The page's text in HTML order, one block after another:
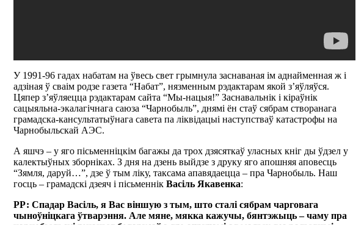
У 1991-96 гадах набатам на ўвесь свет грымнула заснаваная ім аднайменная ж і
адзіная ў сваім родзе газета “Набат”, нязменным рэдактарам якой з’яўляўся.
Цяпер з’яўляецца рэдактарам сайта “Мы-нацыя!” Заснавальнік і кіраўнік
сацыяльна-экалагічнага саюза “Чарнобыль”, днямі ён стаў сябрам створанага
грамадска-кансультатыўнага савета па ліквідацыі наступстваў катастрофы на
Чарнобыльскай АЭС.
А яшчэ – у яго пісьменніцкім багажы да трох дзясяткаў уласных кніг ды ўдзел у
калектыўных зборніках. З дня на дзень выйдзе з друку яго апошняя аповесць
“Зямля, даруй…”, дзе ў тым ліку, таксама апавядаецца – пра Чарнобыль. Наш
госць – грамадскі дзеяч і пісьменнік Васіль Якавенка:
РР: Спадар Васіль, я Вас віншую з тым, што сталі сябрам чарговага
чыноўніцкага ўтварэння. Але мяне, мякка кажучы, бянтэжыць – чаму пра